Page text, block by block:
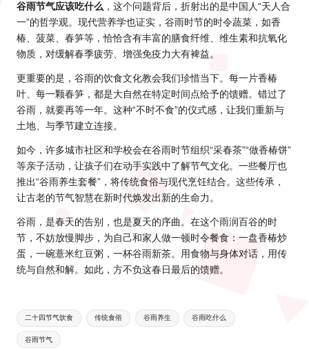
谷雨节气应该吃什么 ，这个问题背后，折射出的是中国人“天人合
一”的哲学观。现代营养学也证实，谷雨时节的时令蔬菜，如香
椿、菠菜、春笋等，恰恰含有丰富的膳食纤维、维生素和抗氧化
物质，对缓解春季疲劳、增强免疫力大有裨益。
更重要的是，谷雨的饮食文化教会我们珍惜当下。每一片香椿
叶、每一颗春笋，都是大自然在特定时间点给予的馈赠。错过了
谷雨，就要再等一年。这种“不时不食”的仪式感，让我们重新与
土地、与季节建立连接。
如今，许多城市社区和学校会在谷雨时节组织“采春茶”“做香椿饼”
等亲子活动，让孩子们在动手实践中了解节气文化。一些餐厅也
推出“谷雨养生套餐”，将传统食俗与现代烹饪结合。这些传承，
让古老的节气智慧在新时代焕发出新的生命力。
谷雨，是春天的告别，也是夏天的序曲。在这个雨润百谷的时
节，不妨放慢脚步，为自己和家人做一顿时令餐食：一盘香椿炒
蛋，一碗薏米红豆粥，一杯谷雨新茶。用食物与身体对话，用传
统与自然和解。如此，方不负这春日最后的馈赠。
Tags:
二十四节气饮食 传统食俗 谷雨养生 谷雨吃什么
谷雨节气